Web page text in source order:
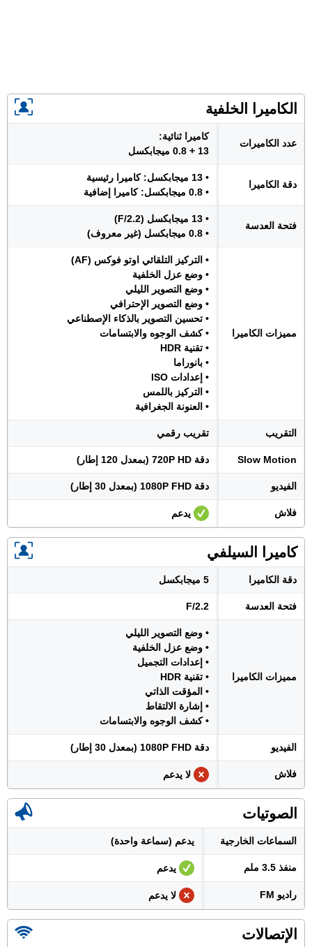
الكاميرا الخلفية
عدد الكاميرات
كاميرا ثنائية:
13 + 0.8 ميجابكسل
دقة الكاميرا
• 13 ميجابكسل: كاميرا رئيسية
• 0.8 ميجابكسل: كاميرا إضافية
فتحة العدسة
• 13 ميجابكسل (F/2.2)
• 0.8 ميجابكسل (غير معروف)
مميزات الكاميرا
• التركيز التلقائي اوتو فوكس (AF)
• وضع عزل الخلفية
• وضع التصوير الليلي
• وضع التصوير الإحترافي
• تحسين التصوير بالذكاء الإصطناعي
• كشف الوجوه والابتسامات
• تقنية HDR
• بانوراما
• إعدادات ISO
• التركيز باللمس
• العنونة الجغرافية
التقريب تقريب رقمي
Slow Motion دقة 720P HD (بمعدل 120 إطار)
الفيديو دقة 1080P FHD (بمعدل 30 إطار)
فلاش يدعم
كاميرا السيلفي
دقة الكاميرا 5 ميجابكسل
فتحة العدسة F/2.2
مميزات الكاميرا
• وضع التصوير الليلي
• وضع عزل الخلفية
• إعدادات التجميل
• تقنية HDR
• المؤقت الذاتي
• إشارة الالتقاط
• كشف الوجوه والابتسامات
الفيديو دقة 1080P FHD (بمعدل 30 إطار)
فلاش لا يدعم
الصوتيات
السماعات الخارجية يدعم (سماعة واحدة)
منفذ 3.5 ملم يدعم
راديو FM لا يدعم
الإتصالات